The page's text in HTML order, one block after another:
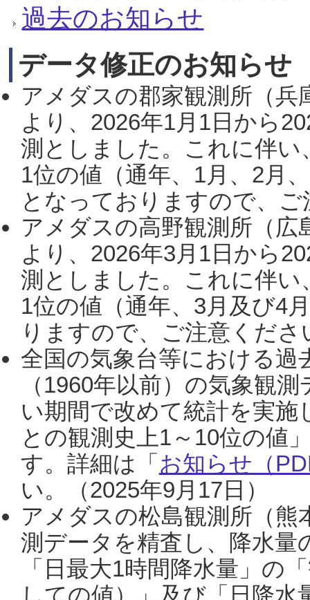
過去のお知らせ
データ修正のお知らせ
アメダスの郡家観測所（
より、2026年1月1日から
測としました。これに伴い
1位の値（通年、1月、2月
となっておりますので、
アメダスの高野観測所（
より、2026年3月1日から
測としました。これに伴い
1位の値（通年、3月及び4
りますので、ご注意くだ
全国の気象台等における過
（1960年以前）の気象観
い期間で改めて統計を実
との観測史上1～10位の値
す。詳細は「 お知らせ（
い。（2025年9月17日）
アメダスの松島観測所（熊
測データを精査し、降水
「日最大1時間降水量」の
しての値）」及び「日降